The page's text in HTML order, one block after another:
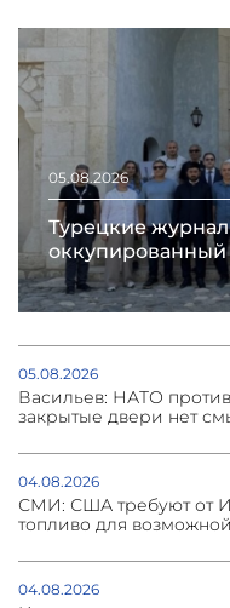
05.08.2026
Турецкие
05.08.2026
Васильев: НАТО
закрытые двери нет
04.08.2026
СМИ: США требуют от
топливо для
04.08.2026